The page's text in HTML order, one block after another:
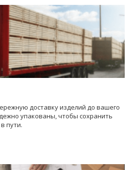
доставку изделий до вашего
упакованы, чтобы сохранить
пути.